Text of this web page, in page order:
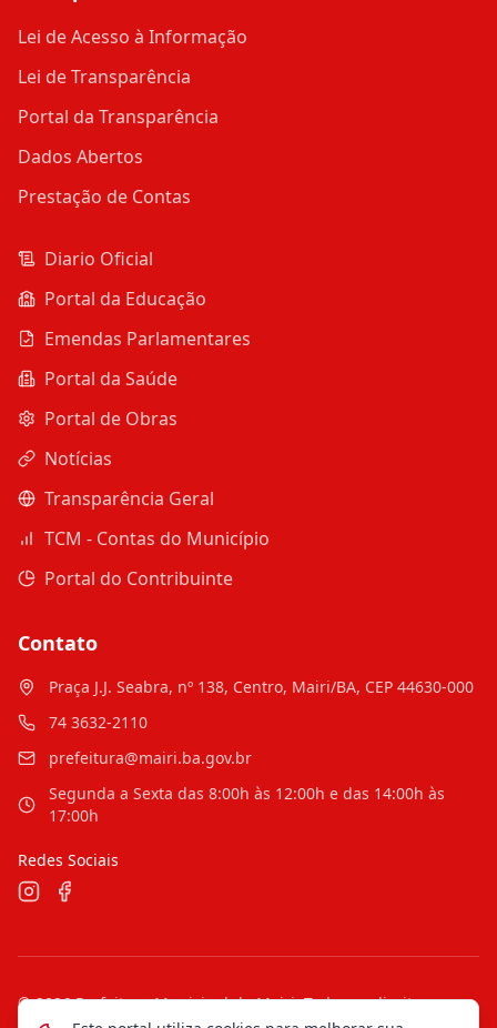
Lei de Acesso à Informação
Lei de Transparência
Portal da Transparência
Dados Abertos
Prestação de Contas
Diario Oficial
Portal da Educação
Emendas Parlamentares
Portal da Saúde
Portal de Obras
Notícias
Transparência Geral
TCM - Contas do Município
Portal do Contribuinte
Contato
Praça J.J. Seabra, nº 138, Centro, Mairi/BA, CEP 44630-000
74 3632-2110
prefeitura@mairi.ba.gov.br
Segunda a Sexta das 8:00h às 12:00h e das 14:00h às
17:00h
Redes Sociais
©2026 Prefeitura Municipal de Mairi. Todos os direitos